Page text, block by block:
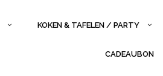
KOKEN & TAFELEN / PARTY
CADEAUBON